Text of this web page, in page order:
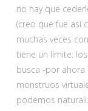
no hay que
(creo que fue así
muchas veces
tiene un límite:
busca -por
monstruos
podemos